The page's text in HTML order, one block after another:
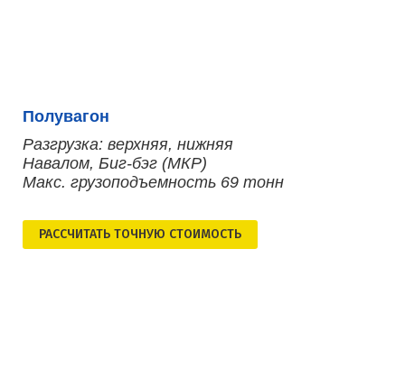
Полувагон
Разгрузка: верхняя, нижняя
Навалом, Биг-бэг (МКР)
Макс. грузоподъемность 69 тонн
РАСCЧИТАТЬ ТОЧНУЮ СТОИМОСТЬ